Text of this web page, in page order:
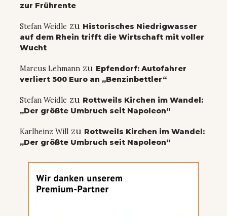
zur Frührente
Stefan Weidle zu Historisches Niedrigwasser
auf dem Rhein trifft die Wirtschaft mit voller
Wucht
Marcus Lehmann zu Epfendorf: Autofahrer
verliert 500 Euro an „Benzinbettler“
Stefan Weidle zu Rottweils Kirchen im Wandel:
„Der größte Umbruch seit Napoleon“
Karlheinz Will zu Rottweils Kirchen im Wandel:
„Der größte Umbruch seit Napoleon“